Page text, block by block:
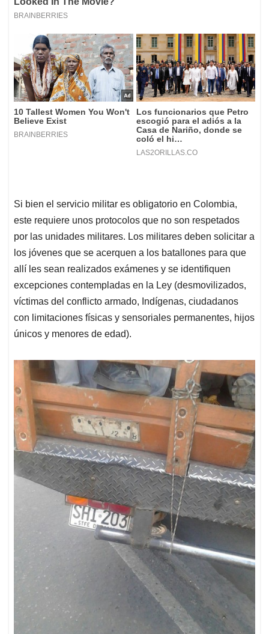
Si bien el servicio militar es obligatorio en Colombia,
este requiere unos protocolos que no son respetados
por las unidades militares. Los militares deben solicitar a
los jóvenes que se acerquen a los batallones para que
allí les sean realizados exámenes y se identifiquen
excepciones contempladas en la Ley (desmovilizados,
víctimas del conflicto armado, Indígenas, ciudadanos
con limitaciones físicas y sensoriales permanentes, hijos
únicos y menores de edad).